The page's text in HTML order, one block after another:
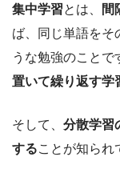
集中学習とは、 間
ば、同じ単語をそ
うな勉強のことで
置いて繰り返す学
そして、 分散学習
することが知られ